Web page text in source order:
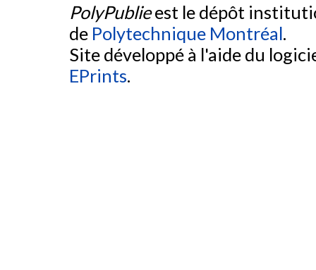
PolyPublieest le dépôt
de Polytechnique Montréal.
Site développé à l'aide du
EPrints.